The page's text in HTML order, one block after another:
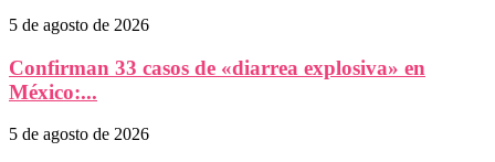
5 de agosto de 2026
Confirman 33 casos de «diarrea explosiva» en
México:...
5 de agosto de 2026